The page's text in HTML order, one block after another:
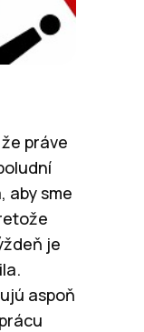
práve
aby sme
je
aspoň